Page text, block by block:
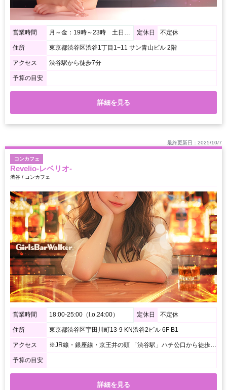
営業時間 月～金：19時～23時 土日：15時～23時 定休日 不定休
住所 東京都渋谷区渋谷1丁目1−11 サン青山ビル 2階
アクセス 渋谷駅から徒歩7分
予算の目安
詳細を見る
最終更新日：2025/10/7
コンカフェ
Revelio-レベリオ-
渋谷 / コンカフェ
営業時間 18:00-25:00（l.o.24:00） 定休日 不定休
住所 東京都渋谷区宇田川町13-9 KN渋谷2ビル 6F B1
アクセス ※JR線・銀座線・京王井の頭 「渋谷駅」ハチ公口から徒歩約5分 ※半蔵門線・副都心線・田園都市線・東横線 「渋谷駅」A2出口から徒歩約3分
予算の目安
詳細を見る